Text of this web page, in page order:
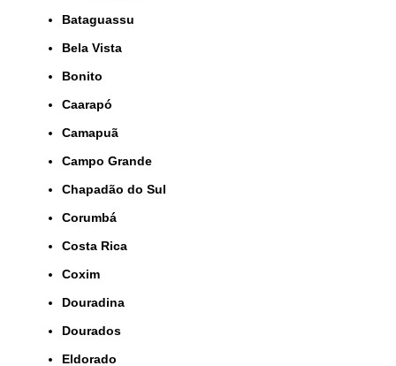
Bataguassu
Bela Vista
Bonito
Caarapó
Camapuã
Campo Grande
Chapadão do Sul
Corumbá
Costa Rica
Coxim
Douradina
Dourados
Eldorado